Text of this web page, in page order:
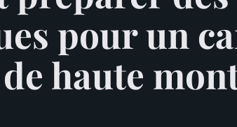
pour un
haute